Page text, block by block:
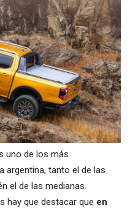
uno de los más
argentina, tanto el de las
el de las medianas.
hay que destacar que en